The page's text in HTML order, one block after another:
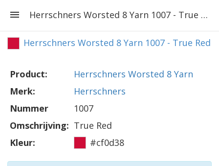
Herrschners Worsted 8 Yarn 1007 - True Red
Herrschners Worsted 8 Yarn 1007 - True Red
Product:
Herrschners Worsted 8 Yarn
Merk:
Herrschners
Nummer
1007
Omschrijving: True Red
Kleur:
#cf0d38